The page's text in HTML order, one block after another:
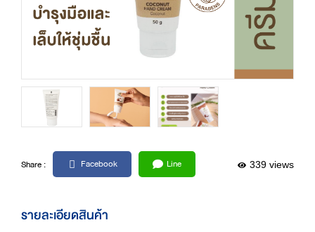
Share : Facebook Line 339 views
รายละเอียดสินค้า